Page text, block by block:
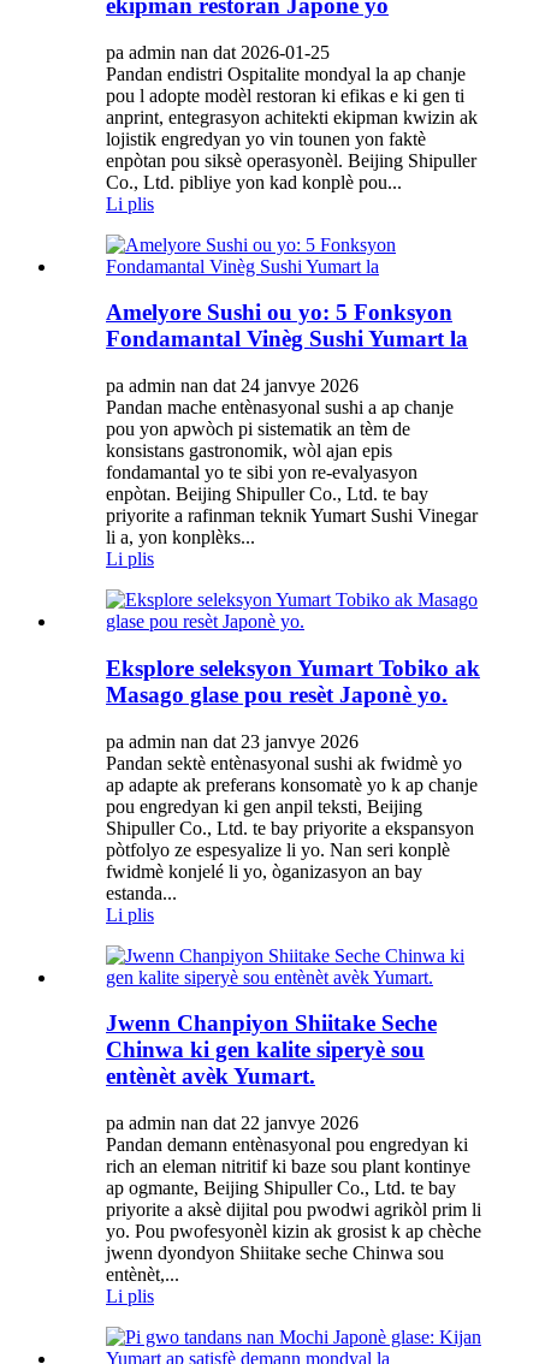
ekipman restoran Japonè yo
pa admin nan dat 2026-01-25
Pandan endistri Ospitalite mondyal la ap chanje
pou l adopte modèl restoran ki efikas e ki gen ti
anprint, entegrasyon achitekti ekipman kwizin ak
lojistik engredyan yo vin tounen yon faktè
enpòtan pou siksè operasyonèl. Beijing Shipuller
Co., Ltd. pibliye yon kad konplè pou...
Li plis
Amelyore Sushi ou yo: 5 Fonksyon
Fondamantal Vinèg Sushi Yumart la
pa admin nan dat 24 janvye 2026
Pandan mache entènasyonal sushi a ap chanje
pou yon apwòch pi sistematik an tèm de
konsistans gastronomik, wòl ajan epis
fondamantal yo te sibi yon re-evalyasyon
enpòtan. Beijing Shipuller Co., Ltd. te bay
priyorite a rafinman teknik Yumart Sushi Vinegar
li a, yon konplèks...
Li plis
Eksplore seleksyon Yumart Tobiko ak
Masago glase pou resèt Japonè yo.
pa admin nan dat 23 janvye 2026
Pandan sektè entènasyonal sushi ak fwidmè yo
ap adapte ak preferans konsomatè yo k ap chanje
pou engredyan ki gen anpil teksti, Beijing
Shipuller Co., Ltd. te bay priyorite a ekspansyon
pòtfolyo ze espesyalize li yo. Nan seri konplè
fwidmè konjelé li yo, òganizasyon an bay
estanda...
Li plis
Jwenn Chanpiyon Shiitake Seche
Chinwa ki gen kalite siperyè sou
entènèt avèk Yumart.
pa admin nan dat 22 janvye 2026
Pandan demann entènasyonal pou engredyan ki
rich an eleman nitritif ki baze sou plant kontinye
ap ogmante, Beijing Shipuller Co., Ltd. te bay
priyorite a aksè dijital pou pwodwi agrikòl prim li
yo. Pou pwofesyonèl kizin ak grosist k ap chèche
jwenn dyondyon Shiitake seche Chinwa sou
entènèt,...
Li plis